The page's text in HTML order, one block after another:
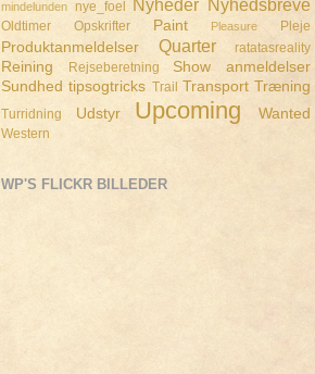
mindelunden nye_foel Nyheder Nyhedsbreve
Oldtimer Opskrifter Paint Pleasure Pleje
Produktanmeldelser Quarter ratatasreality
Reining Rejseberetning
Show anmeldelser
Sundhed tipsogtricks Trail Transport Træning
Turridning Udstyr Upcoming Wanted
Western
WP'S FLICKR BILLEDER